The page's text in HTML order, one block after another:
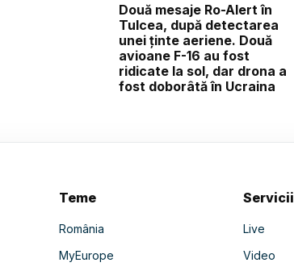
Două mesaje Ro-Alert în
Tulcea, după detectarea
unei ținte aeriene. Două
avioane F-16 au fost
ridicate la sol, dar drona a
fost doborâtă în Ucraina
Teme
România
MyEurope
Servicii
Live
Video